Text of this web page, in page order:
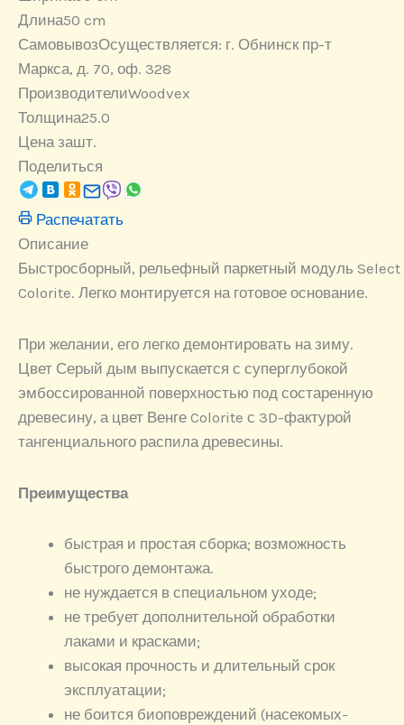
Длина50 cm
СамовывозОсуществляется: г. Обнинск пр-т
Маркса, д. 70, оф. 328
ПроизводителиWoodvex
Толщина25.0
Цена зашт.
Поделиться
Распечатать
Описание
Быстросборный, рельефный паркетный модуль Select
Colorite. Легко монтируется на готовое основание.
При желании, его легко демонтировать на зиму.
Цвет Серый дым выпускается с суперглубокой
эмбоссированной поверхностью под состаренную
древесину, а цвет Венге Colorite с 3D-фактурой
тангенциального распила древесины.
Преимущества
быстрая и простая сборка; возможность
быстрого демонтажа.
не нуждается в специальном уходе;
не требует дополнительной обработки
лаками и красками;
высокая прочность и длительный срок
эксплуатации;
не боится биоповреждений (насекомых-